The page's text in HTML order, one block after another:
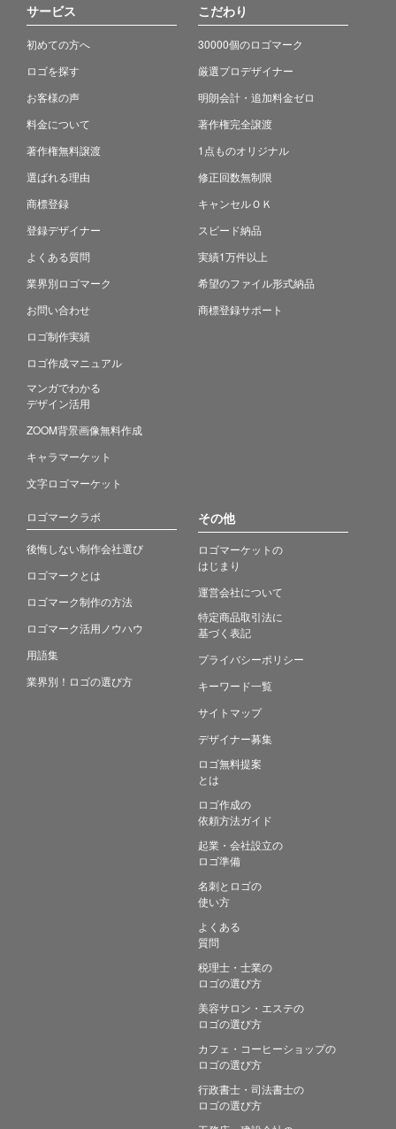
サービス
初めての方へ
ロゴを探す
お客様の声
料金について
著作権無料譲渡
選ばれる理由
商標登録
登録デザイナー
よくある質問
業界別ロゴマーク
お問い合わせ
ロゴ制作実績
ロゴ作成マニュアル
マンガでわかる
デザイン活用
ZOOM背景画像無料作成
キャラマーケット
文字ロゴマーケット
こだわり
30000個のロゴマーク
厳選プロデザイナー
明朗会計・追加料金ゼロ
著作権完全譲渡
1点ものオリジナル
修正回数無制限
キャンセルＯＫ
スピード納品
実績1万件以上
希望のファイル形式納品
商標登録サポート
ロゴマークラボ
後悔しない制作会社選び
ロゴマークとは
ロゴマーク制作の方法
ロゴマーク活用ノウハウ
用語集
業界別！ロゴの選び方
その他
ロゴマーケットの
はじまり
運営会社について
特定商品取引法に
基づく表記
プライバシーポリシー
キーワード一覧
サイトマップ
デザイナー募集
ロゴ無料提案
とは
ロゴ作成の
依頼方法ガイド
起業・会社設立の
ロゴ準備
名刺とロゴの
使い方
よくある
質問
税理士・士業の
ロゴの選び方
美容サロン・エステの
ロゴの選び方
カフェ・コーヒーショップの
ロゴの選び方
行政書士・司法書士の
ロゴの選び方